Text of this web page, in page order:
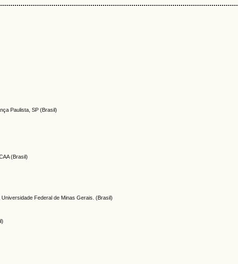
Paulista, SP (Brasil)
(Brasil)
Federal de Minas Gerais. (Brasil)